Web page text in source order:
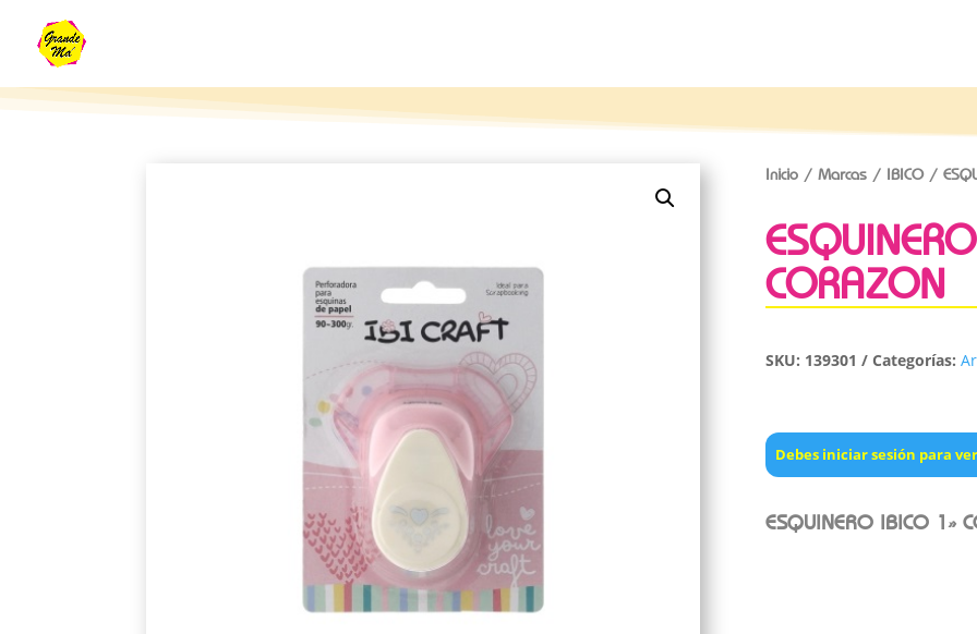
Inicio/ Marcas/ IBICO/
CORAZON
SKU: 139301 Categorías:
Debes iniciar sesión para
ESQUINERO IBICO 1»